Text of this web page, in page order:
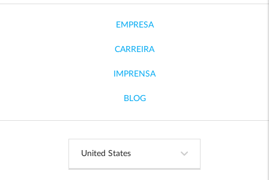
EMPRESA
CARREIRA
IMPRENSA
BLOG